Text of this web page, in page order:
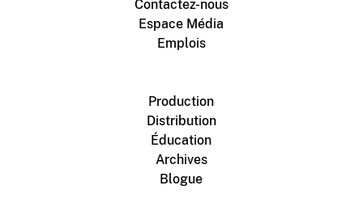
Contactez-nous
Espace Média
Emplois
Production
Distribution
Éducation
Archives
Blogue